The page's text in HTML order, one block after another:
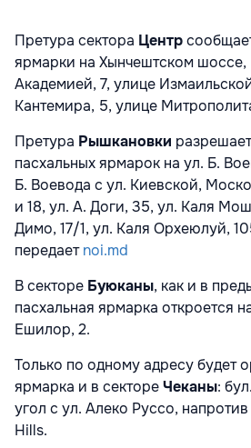
Претура сектора Центр
ярмарки на Хынчештском шоссе,
Академией, 7, улице
Кантемира, 5, улице
Претура Рышкановки
пасхальных ярмарок на ул. Б.
Б. Воевода с ул. Киевской,
и 18, ул. А. Доги, 35, ул. Каля
Димо, 17/1, ул. Каля Орхеюлуй,
передаетnoi.md
В секторе Буюканы, как и в
пасхальная ярмарка откроется
Ешилор, 2.
Только по одному адресу будет
ярмарка и в сектореЧеканы:
угол с ул. Алеко Руссо,
Hills.